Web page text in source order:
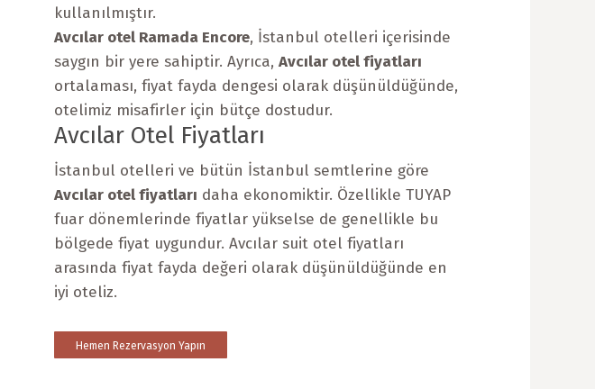
kullanılmıştır.
Avcılar otel Ramada Encore, İstanbul otelleri içerisinde
saygın bir yere sahiptir. Ayrıca, Avcılar otel fiyatları
ortalaması, fiyat fayda dengesi olarak düşünüldüğünde,
otelimiz misafirler için bütçe dostudur.
Avcılar Otel Fiyatları
İstanbul otelleri ve bütün İstanbul semtlerine göre
Avcılar otel fiyatları daha ekonomiktir. Özellikle TUYAP
fuar dönemlerinde fiyatlar yükselse de genellikle bu
bölgede fiyat uygundur. Avcılar suit otel fiyatları
arasında fiyat fayda değeri olarak düşünüldüğünde en
iyi oteliz.
Hemen Rezervasyon Yapın